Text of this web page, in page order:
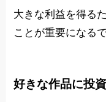
大きな利益を得る
ことが重要になる
好きな作品に投